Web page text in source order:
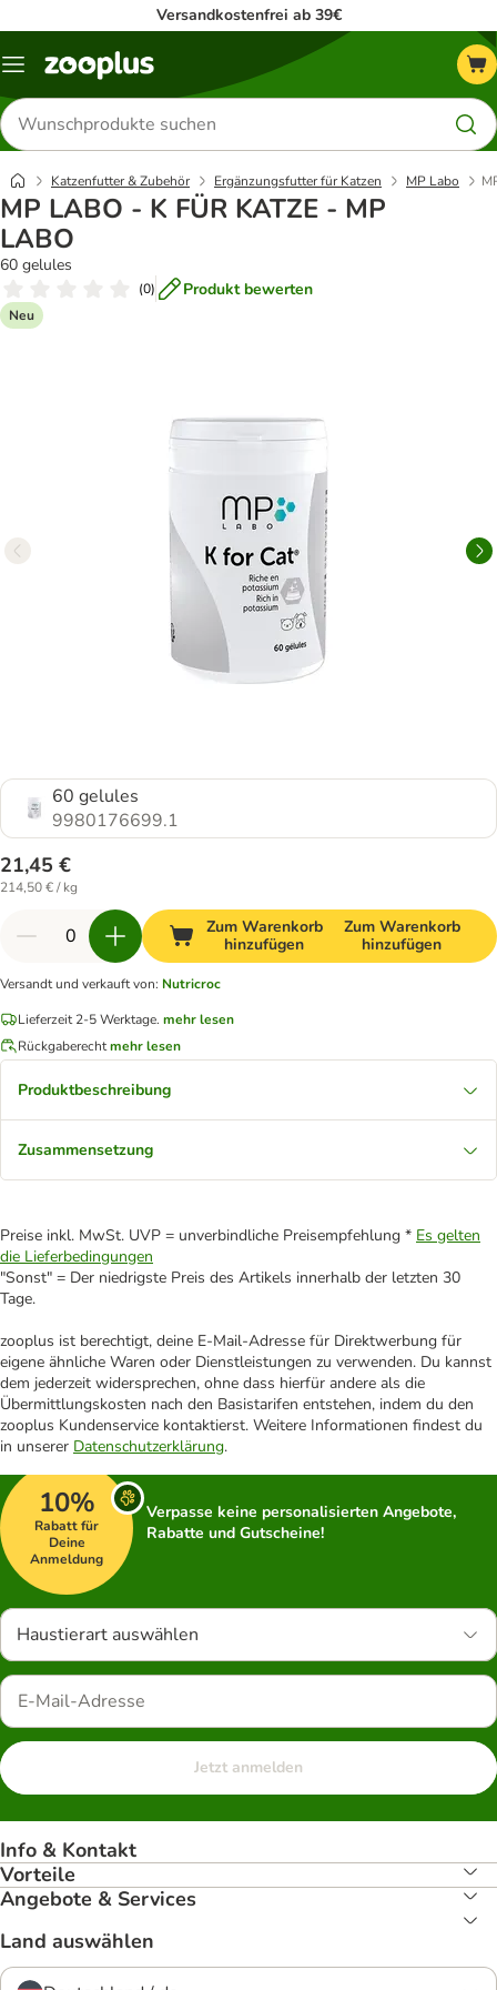
Versandkostenfrei ab 39€
Menü
Produkte
suchen
Katzenfutter & Zubehör Ergänzungsfutter für Katzen MP Labo
MP LABO - K FÜR KATZE - MP
LABO
60 gelules
(0) Produkt bewerten
Neu
60 gelules
9980176699.1
21,45 €
214,50 € / kg
Zum Warenkorb
hinzufügen
Zum Warenkorb
hinzufügen
Versandt und verkauft von: Nutricroc
Lieferzeit 2-5 Werktage. mehr lesen
Rückgaberechtmehr lesen
Produktbeschreibung
Zusammensetzung
Preise inkl. MwSt. UVP = unverbindliche Preisempfehlung * Es gelten
die Lieferbedingungen
"Sonst" = Der niedrigste Preis des Artikels innerhalb der letzten 30
Tage.
zooplus ist berechtigt, deine E-Mail-Adresse für Direktwerbung für
eigene ähnliche Waren oder Dienstleistungen zu verwenden. Du kannst
dem jederzeit widersprechen, ohne dass hierfür andere als die
Übermittlungskosten nach den Basistarifen entstehen, indem du den
zooplus Kundenservice kontaktierst. Weitere Informationen findest du
in unserer Datenschutzerklärung.
10%
Rabatt für
Deine
Anmeldung
Verpasse keine personalisierten Angebote,
Rabatte und Gutscheine!
Haustierart auswählen
Jetzt anmelden
Info & Kontakt
Vorteile
Angebote & Services
Land auswählen